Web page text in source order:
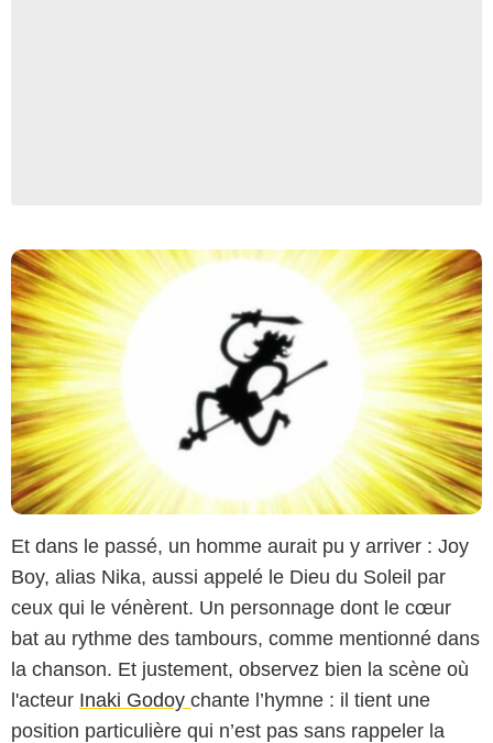
Et dans le passé, un homme aurait pu y arriver : Joy
Boy, alias Nika, aussi appelé le Dieu du Soleil par
ceux qui le vénèrent. Un personnage dont le cœur
bat au rythme des tambours, comme mentionné dans
la chanson. Et justement, observez bien la scène où
l'acteur Inaki Godoy chante l’hymne : il tient une
position particulière qui n’est pas sans rappeler la
Capture d'écran Netflix